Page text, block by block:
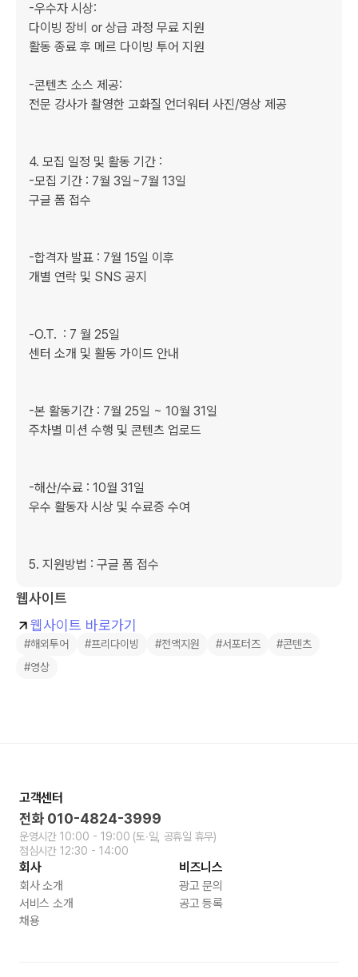
-우수자 시상:
다이빙 장비 or 상급 과정 무료 지원
활동 종료 후 메르 다이빙 투어 지원
-콘텐츠 소스 제공:
전문 강사가 촬영한 고화질 언더워터 사진/영상 제공
4. 모집 일정 및 활동 기간 :
-모집 기간 : 7월 3일~7월 13일
구글 폼 접수
-합격자 발표 : 7월 15일 이후
개별 연락 및 SNS 공지
-O.T.  : 7 월 25일
센터 소개 및 활동 가이드 안내
-본 활동기간 : 7월 25일 ~ 10월 31일
주차별 미션 수행 및 콘텐츠 업로드
-해산/수료 : 10월 31일
우수 활동자 시상 및 수료증 수여
5. 지원방법 : 구글 폼 접수
웹사이트
웹사이트 바로가기
#해외투어 #프리다이빙 #전액지원 #서포터즈
#콘텐츠
#영상
고객센터
전화 010-4824-3999
운영시간 10:00 - 19:00 (토∙일, 공휴일 휴무)
점심시간 12:30 - 14:00
회사
회사 소개
서비스 소개
채용
비즈니스
광고 문의
공고 등록